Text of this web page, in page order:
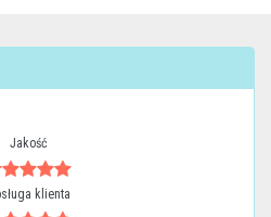
Jakość
klienta